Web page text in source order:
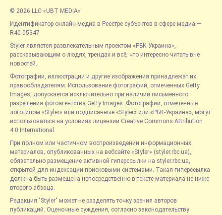
© 2026 LLC «UBT MEDIA»
Идентификатор онлайн-медиа в Реестре субъектов в сфере медиа —
R40-05347
Styler является развлекательным проектом «РБК-Украина»,
рассказывающим о людях, трендах и всё, что интересно читать вне
новостей.
Фотографии, иллюстрации и другие изображения принадлежат их
правообладателям. Использование фотографий, отмеченных Getty
Images, допускается исключительно при наличии письменного
разрешения фотоагентства Getty Images. Фотографии, отмеченные
логотипом «Styler» или подписанные «Styler» или «РБК-Украина», могут
использоваться на условиях лицензии Creative Commons Attribution
4.0 International.
При полном или частичном воспроизведении информационных
материалов, опубликованных на вебсайте «Styler» (styler.rbc.ua),
обязательно размещение активной гиперссылки на styler.rbc.ua,
открытой для индексации поисковыми системами. Такая гиперссылка
должна быть размещена непосредственно в тексте материала не ниже
второго абзаца.
Редакция "Styler" может не разделять точку зрения авторов
публикаций. Оценочные суждения, согласно законодательству